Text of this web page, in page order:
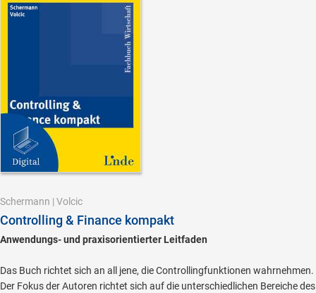
Schermann | Volcic
Controlling & Finance kompakt
Anwendungs- und praxisorientierter Leitfaden
Das Buch richtet sich an all jene, die Controllingfunktionen wahrnehmen.
Der Fokus der Autoren richtet sich auf die unterschiedlichen Bereiche des